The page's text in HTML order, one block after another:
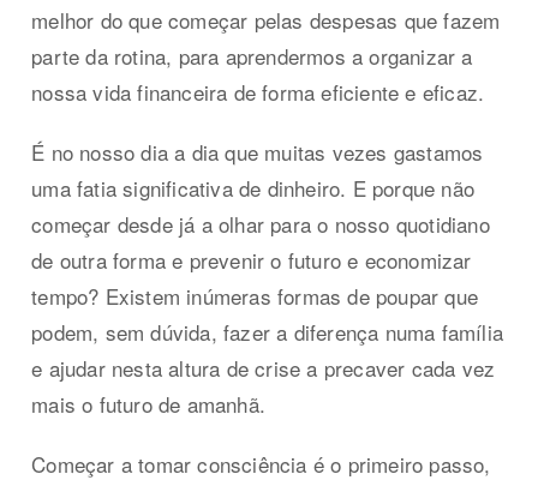
melhor do que começar pelas despesas que fazem
parte da rotina, para aprendermos a organizar a
nossa vida financeira de forma eficiente e eficaz.
É no nosso dia a dia que muitas vezes gastamos
uma fatia significativa de dinheiro. E porque não
começar desde já a olhar para o nosso quotidiano
de outra forma e prevenir o futuro e economizar
tempo? Existem inúmeras formas de poupar que
podem, sem dúvida, fazer a diferença numa família
e ajudar nesta altura de crise a precaver cada vez
mais o futuro de amanhã.
Começar a tomar consciência é o primeiro passo,